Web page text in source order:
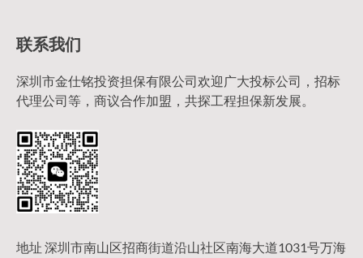
联系我们
深圳市金仕铭投资担保有限公司欢迎广大投标公司，招标
代理公司等，商议合作加盟，共探工程担保新发展。
地址 深圳市南山区招商街道沿山社区南海大道1031号万海